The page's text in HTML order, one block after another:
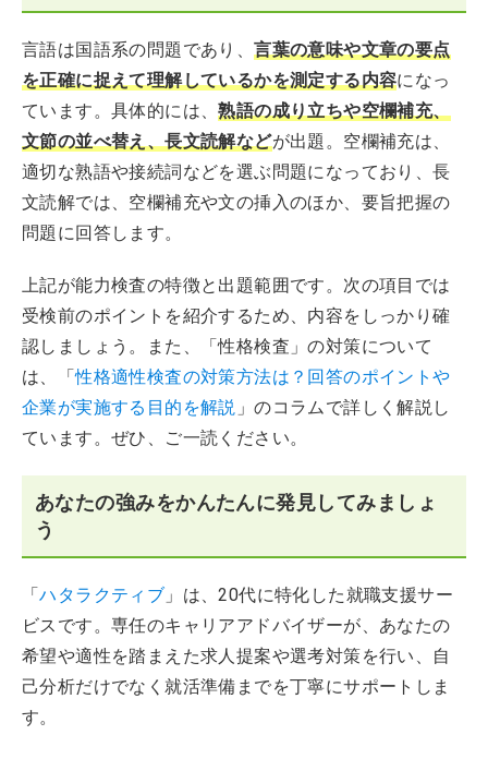
言語は国語系の問題であり、言葉の意味や文章の要点
を正確に捉えて理解しているかを測定する内容になっ
ています。具体的には、熟語の成り立ちや空欄補充、
文節の並べ替え、長文読解などが出題。空欄補充は、
適切な熟語や接続詞などを選ぶ問題になっており、長
文読解では、空欄補充や文の挿入のほか、要旨把握の
問題に回答します。
上記が能力検査の特徴と出題範囲です。次の項目では
受検前のポイントを紹介するため、内容をしっかり確
認しましょう。また、「性格検査」の対策について
は、「性格適性検査の対策方法は？回答のポイントや
企業が実施する目的を解説 」のコラムで詳しく解説し
ています。ぜひ、ご一読ください。
あなたの強みをかんたんに発見してみましょ
う
「ハタラクティブ 」は、20代に特化した就職支援サー
ビスです。専任のキャリアアドバイザーが、あなたの
希望や適性を踏まえた求人提案や選考対策を行い、自
己分析だけでなく就活準備までを丁寧にサポートしま
す。